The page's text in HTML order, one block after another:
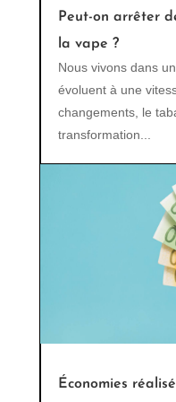
Peut-on arrêter
la vape ?
Nous vivons dans
évoluent à une
changements, le
transformation...
Économies